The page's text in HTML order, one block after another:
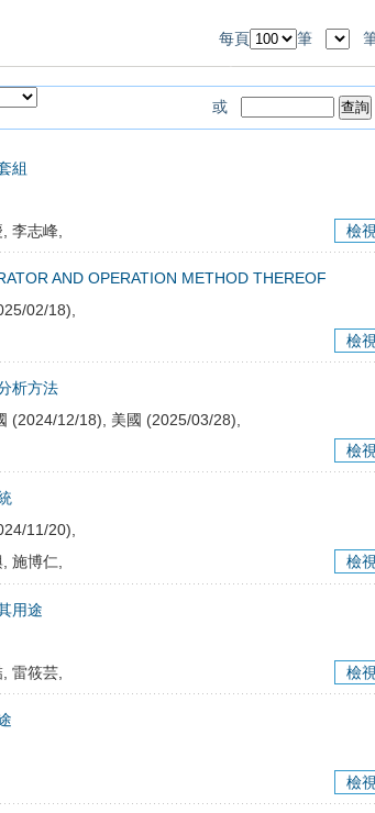
每頁 筆
或
組
李志峰,
檢
AND OPERATION METHOD THEREOF
02/18),
檢
析方法
(2024/12/18), 美國 (2025/03/28),
檢
11/20),
施博仁, 檢
用途
雷筱芸,
檢
檢